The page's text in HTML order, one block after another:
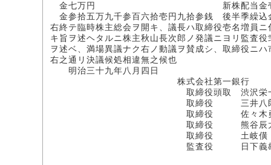
金七万円 新株配当金壱株ニ付
金参拾五万九千参百六拾壱円九拾参銭 後半季繰込
右終テ臨時株主総会ヲ開キ、議長ハ取締役壱名増員
キ旨ヲ述ヘタルニ株主秋山長次郎ノ発議ニヨリ監査
ヲ述ベ、満場異議ナク右ノ動議ヲ賛成シ、取締役ニ
右之通リ決議候処相違無之候也
明治三十九年八月四日
株式会社第一銀行
取締役頭取 渋沢栄一(
取締役 三井八郎
取締役 佐々木勇
取締役 熊谷辰太
取締役 土岐僙
監査役 日下義